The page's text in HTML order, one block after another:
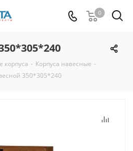
0
корпуса - Корпуса навесные -
350*305*240